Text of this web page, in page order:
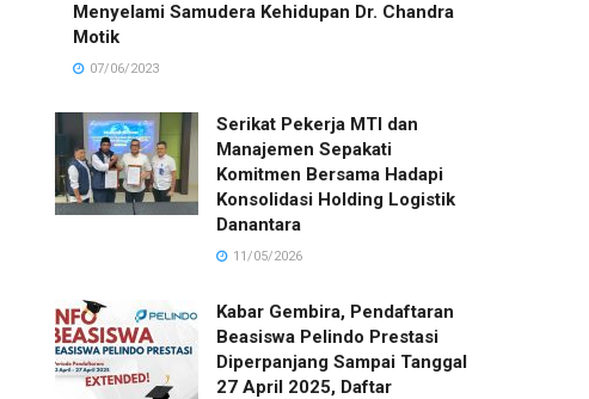
Menyelami Samudera Kehidupan Dr. Chandra
Motik
07/06/2023
Serikat Pekerja MTI dan
Manajemen Sepakati
Komitmen Bersama Hadapi
Konsolidasi Holding Logistik
Danantara
11/05/2026
Kabar Gembira, Pendaftaran
Beasiswa Pelindo Prestasi
Diperpanjang Sampai Tanggal
27 April 2025, Daftar